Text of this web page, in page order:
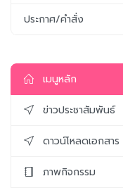
ประกาศ/คำสั่ง
เมนูหลัก
ข่าวประชาสัมพันธ์
ดาวน์โหลดเอกสาร
ภาพกิจกรรม